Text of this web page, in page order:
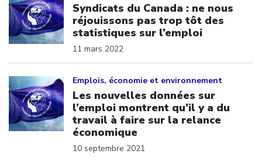
Syndicats du Canada : ne nous
réjouissons pas trop tôt des
statistiques sur l’emploi
11 mars 2022
Emplois, économie et environnement
Les nouvelles données sur
l’emploi montrent qu’il y a du
travail à faire sur la relance
économique
10 septembre 2021